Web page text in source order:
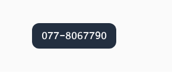
077-8067790